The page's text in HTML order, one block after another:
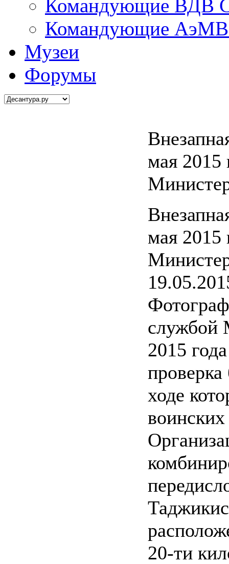
Командующие ВДВ
Командующие АэМВ
Музеи
Форумы
мая 2015
мая 2015
службой
2015
ходе
20-ти